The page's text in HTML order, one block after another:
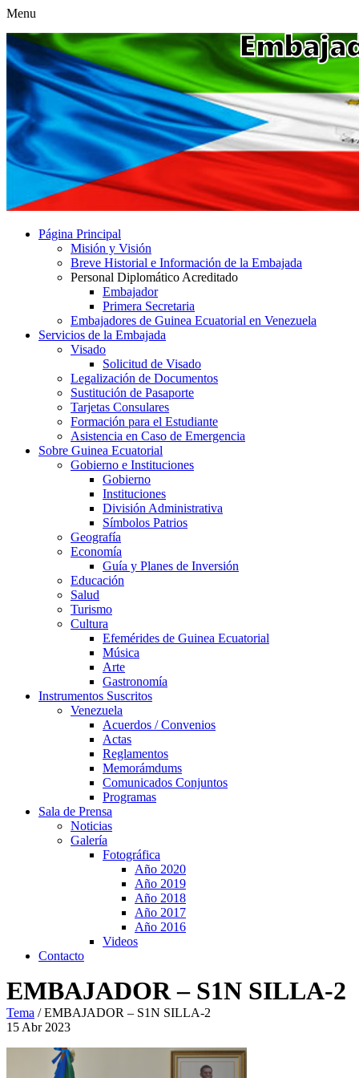
Menu
Página Principal
Misión y Visión
Breve Historial e Información de la Embajada
Personal Diplomático Acreditado
Embajador
Primera Secretaria
Embajadores de Guinea Ecuatorial en Venezuela
Servicios de la Embajada
Visado
Solicitud de Visado
Legalización de Documentos
Sustitución de Pasaporte
Tarjetas Consulares
Formación para el Estudiante
Asistencia en Caso de Emergencia
Sobre Guinea Ecuatorial
Gobierno e Instituciones
Gobierno
Instituciones
División Administrativa
Símbolos Patrios
Geografía
Economía
Guía y Planes de Inversión
Educación
Salud
Turismo
Cultura
Efemérides de Guinea Ecuatorial
Música
Arte
Gastronomía
Instrumentos Suscritos
Venezuela
Acuerdos / Convenios
Actas
Reglamentos
Memorámdums
Comunicados Conjuntos
Programas
Sala de Prensa
Noticias
Galería
Fotográfica
Año 2020
Año 2019
Año 2018
Año 2017
Año 2016
Videos
Contacto
EMBAJADOR – S1N SILLA-2
Tema /EMBAJADOR – S1N SILLA-2
15 Abr 2023